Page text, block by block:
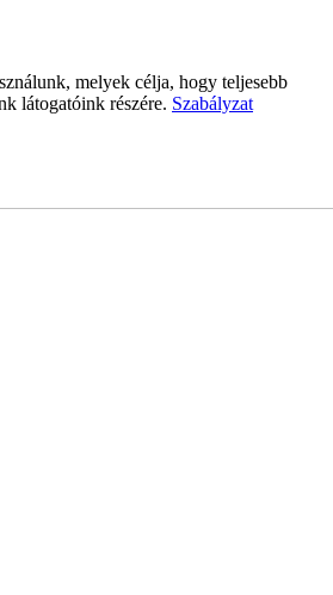
melyek célja, hogy teljesebb
látogatóink részére. Szabályzat